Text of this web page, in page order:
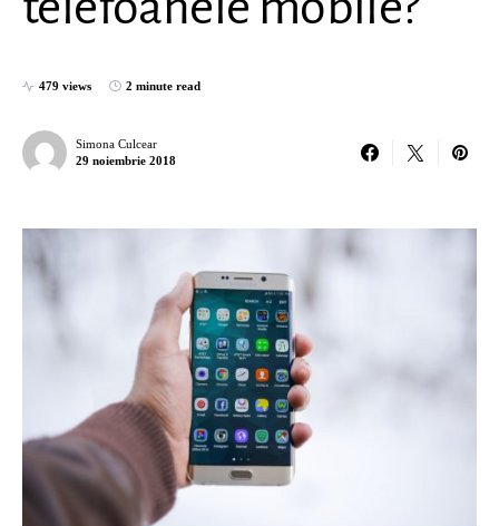
479 views 2 minute read
Simona Culcear
29 noiembrie 2018